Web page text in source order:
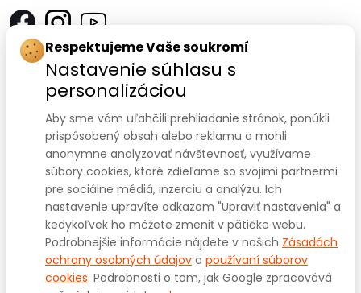
Kontakt
SANOMED, spol. s r.o.
Palackého třída 240/75
612 00 Brno-Královo Pole
IČ: 47910127
DIČ: CZ47910127
Prodejna:+420 541 422 911,+420 541 422 912
e-mail:eshop@sanomed.cz
Respektujeme Vaše soukromí
Nastavenie súhlasu s
personalizáciou
Aby sme vám uľahčili prehliadanie stránok, ponúkli
prispôsobený obsah alebo reklamu a mohli
anonymne analyzovať návštevnosť, využívame
súbory cookies, ktoré zdieľame so svojimi partnermi
pre sociálne médiá, inzerciu a analýzu. Ich
nastavenie upravíte odkazom "Upraviť nastavenia" a
kedykoľvek ho môžete zmeniť v pätičke webu.
Podrobnejšie informácie nájdete v našich Zásadách
ochrany osobných údajov a používaní súborov
cookies. Podrobnosti o tom, jak Google zpracovává